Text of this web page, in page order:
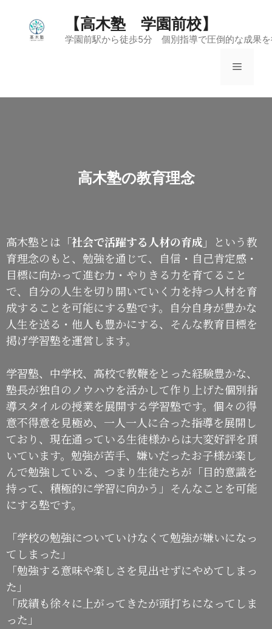
【高木塾 学園前校】
学園前駅から徒歩5分 個別指導で圧倒的な成果
高木塾の教育理念
高木塾とは 「社会で活躍する人材の育成」
という教
育理念のもと、勉強を通じて、自信・自己肯定感・
目標に向かって進む力・やりきる力を育てること
で、自分の人生を切り開いていく力を持つ人材を育
成することを可能にする塾です。自分自身が豊かな
人生を送る・他人も豊かにする、そんな教育目標を
掲げ学習塾を運営します。
学習塾、中学校、高校で教鞭をとった経験豊かな、
塾長が独自のノウハウを活かして作り上げた個別指
導スタイルの授業を展開する学習塾です。個々の得
意不得意を見極め、一人一人に合った指導を展開し
ており、現在通っている生徒様からは大変好評を頂
いています。勉強が苦手、嫌いだったお子様が楽し
んで勉強している、つまり生徒たちが「目的意識を
持って、積極的に学習に向かう」そんなことを可能
にする塾です。
「学校の勉強についていけなくて勉強が嫌いになっ
てしまった」
「勉強する意味や楽しさを見出せずにやめてしまっ
た」
「成績も徐々に上がってきたが頭打ちになってしま
った」